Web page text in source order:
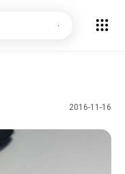
2016-11-16